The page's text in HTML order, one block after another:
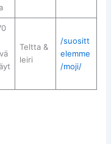
Teltta &
leiri
/suositt
elemme
/moji/